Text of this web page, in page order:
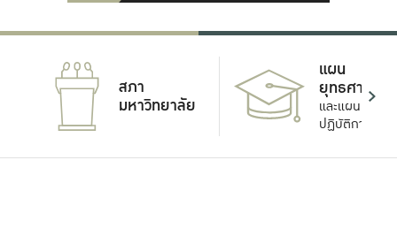
สภา
มหาวิทยาลัย
แผน
ยุทธศาสตร์
และแผน
ปฏิบัติการ